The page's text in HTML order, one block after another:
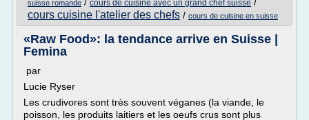
suisse romande
cours de cuisine avec un grand chef suisse
cours cuisine l'atelier des chefs / cours de cuisine en suisse
«Raw Food»: la tendance arrive en Suisse |
Femina
par
Lucie Ryser
Les crudivores sont très souvent véganes (la viande, le
poisson, les produits laitiers et les oeufs crus sont plus